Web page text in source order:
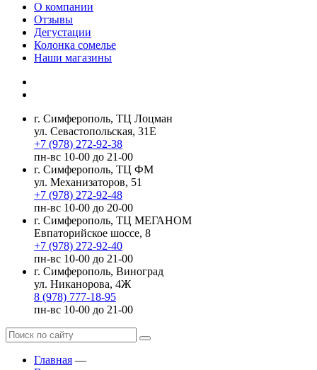
О компании
Отзывы
Дегустации
Колонка сомелье
Наши магазины
г. Симферополь, ТЦ Лоцман
ул. Севастопольская, 31Е
+7 (978) 272-92-38
пн-вс 10-00 до 21-00
г. Симферополь, ТЦ ФМ
ул. Механизаторов, 51
+7 (978) 272-92-48
пн-вс 10-00 до 20-00
г. Симферополь, ТЦ МЕГАНОМ
Евпаторийское шоссе, 8
+7 (978) 272-92-40
пн-вс 10-00 до 21-00
г. Симферополь, Виноград
ул. Никанорова, 4Ж
8 (978) 777-18-95
пн-вс 10-00 до 21-00
Главная —